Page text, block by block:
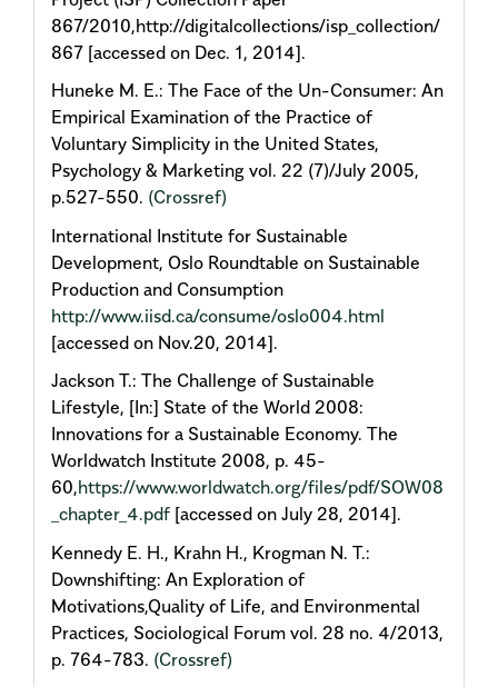
867/2010,http://digitalcollections/isp_collection/
867 [accessed on Dec. 1, 2014].
Huneke M. E.: The Face of the Un-Consumer: An
Empirical Examination of the Practice of
Voluntary Simplicity in the United States,
Psychology & Marketing vol. 22 (7)/July 2005,
p.527-550. (Crossref)
International Institute for Sustainable
Development, Oslo Roundtable on Sustainable
Production and Consumption
http://www.iisd.ca/consume/oslo004.html
[accessed on Nov.20, 2014].
Jackson T.: The Challenge of Sustainable
Lifestyle, [In:] State of the World 2008:
Innovations for a Sustainable Economy. The
Worldwatch Institute 2008, p. 45-
60,https://www.worldwatch.org/files/pdf/SOW08
_chapter_4.pdf [accessed on July 28, 2014].
Kennedy E. H., Krahn H., Krogman N. T.:
Downshifting: An Exploration of
Motivations,Quality of Life, and Environmental
Practices, Sociological Forum vol. 28 no. 4/2013,
p. 764-783. (Crossref)